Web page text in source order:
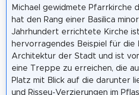
Michael gewidmete Pfarrkirche
hat den Rang einer Basilica
Jahrhundert errichtete Kirche
hervorragendes Beispiel für die
Architektur der Stadt und ist
eine Treppe zu erreichen, die
Platz mit Blick auf die darunter
und Risseu-Verzierungen im